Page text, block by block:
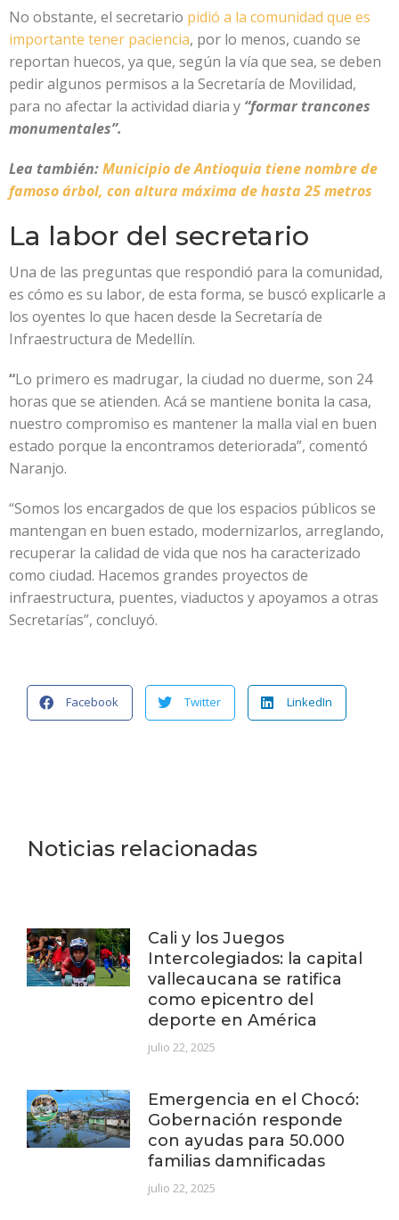
No obstante, el secretario pidió a la comunidad que es
importante tener paciencia, por lo menos, cuando se
reportan huecos, ya que, según la vía que sea, se deben
pedir algunos permisos a la Secretaría de Movilidad,
para no afectar la actividad diaria y “formar trancones
monumentales”.
Lea también:Municipio de Antioquia tiene nombre de
famoso árbol, con altura máxima de hasta 25 metros
La labor del secretario
Una de las preguntas que respondió para la comunidad,
es cómo es su labor, de esta forma, se buscó explicarle a
los oyentes lo que hacen desde la Secretaría de
Infraestructura de Medellín.
“Lo primero es madrugar, la ciudad no duerme, son 24
horas que se atienden. Acá se mantiene bonita la casa,
nuestro compromiso es mantener la malla vial en buen
estado porque la encontramos deteriorada”, comentó
Naranjo.
“Somos los encargados de que los espacios públicos se
mantengan en buen estado, modernizarlos, arreglando,
recuperar la calidad de vida que nos ha caracterizado
como ciudad. Hacemos grandes proyectos de
infraestructura, puentes, viaductos y apoyamos a otras
Secretarías”, concluyó.
Facebook Twitter LinkedIn
Noticias relacionadas
Cali y los Juegos
Intercolegiados: la capital
vallecaucana se ratifica
como epicentro del
deporte en América
julio 22, 2025
Emergencia en el Chocó:
Gobernación responde
con ayudas para 50.000
familias damnificadas
julio 22, 2025